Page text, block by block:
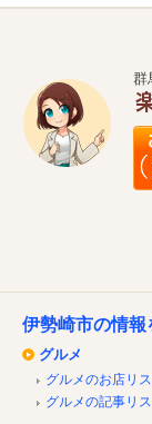
群
伊勢崎市の情
グルメ
グルメのお店リス
グルメの記事リス